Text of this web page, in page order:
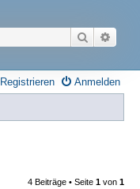
Suche
Anmelden
Registrieren
4 Beiträge • Seite 1 von 1